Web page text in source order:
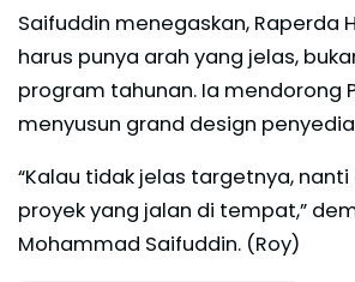
Saifuddin menegaskan, Raperda
harus punya arah yang jelas,
program tahunan. Ia mendorong
menyusun grand design
“Kalau tidak jelas targetnya,
proyek yang jalan di tempat,”
Mohammad Saifuddin. (Roy)